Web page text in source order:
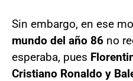
Sin embargo, en ese
mundo del año 86 no
esperaba, pues
Cristiano Ronaldo y